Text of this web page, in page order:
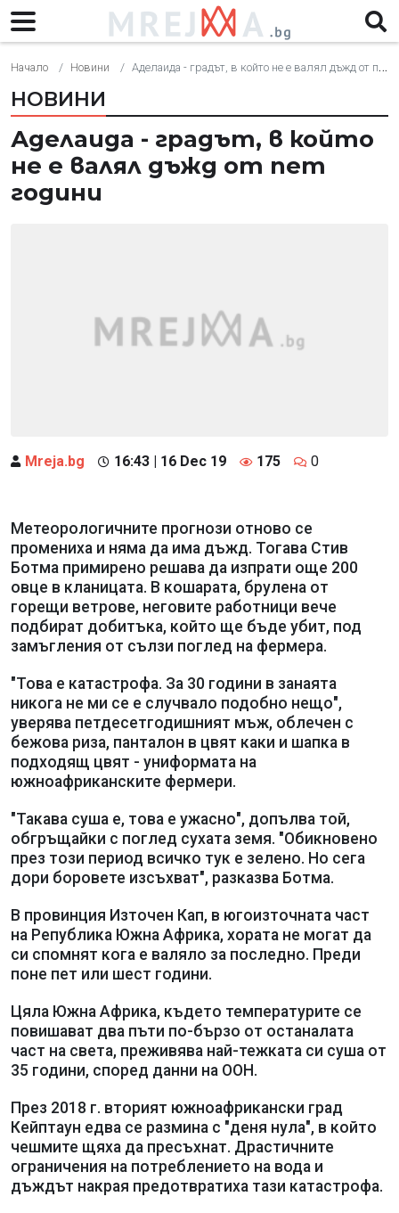
Начало Новини Аделаида - градът, в който не е валял дъжд от пет години
НОВИНИ
Аделаида - градът, в който
не е валял дъжд от пет
години
Mreja.bg 16:43 | 16 Dec 19 175 0
Метеорологичните прогнози отново се
промениха и няма да има дъжд. Тогава Стив
Ботма примирено решава да изпрати още 200
овце в кланицата. В кошарата, брулена от
горещи ветрове, неговите работници вече
подбират добитъка, който ще бъде убит, под
замъгления от сълзи поглед на фермера.
"Това е катастрофа. За 30 години в занаята
никога не ми се е случвало подобно нещо",
уверява петдесетгодишният мъж, облечен с
бежова риза, панталон в цвят каки и шапка в
подходящ цвят - униформата на
южноафриканските фермери.
"Такава суша е, това е ужасно", допълва той,
обгръщайки с поглед сухата земя. "Обикновено
през този период всичко тук е зелено. Но сега
дори боровете изсъхват", разказва Ботма.
В провинция Източен Кап, в югоизточната част
на Република Южна Африка, хората не могат да
си спомнят кога е валяло за последно. Преди
поне пет или шест години.
Цяла Южна Африка, където температурите се
повишават два пъти по-бързо от останалата
част на света, преживява най-тежката си суша от
35 години, според данни на ООН.
През 2018 г. вторият южноафрикански град
Кейптаун едва се размина с "деня нула", в който
чешмите щяха да пресъхнат. Драстичните
ограничения на потреблението на вода и
дъждът накрая предотвратиха тази катастрофа.